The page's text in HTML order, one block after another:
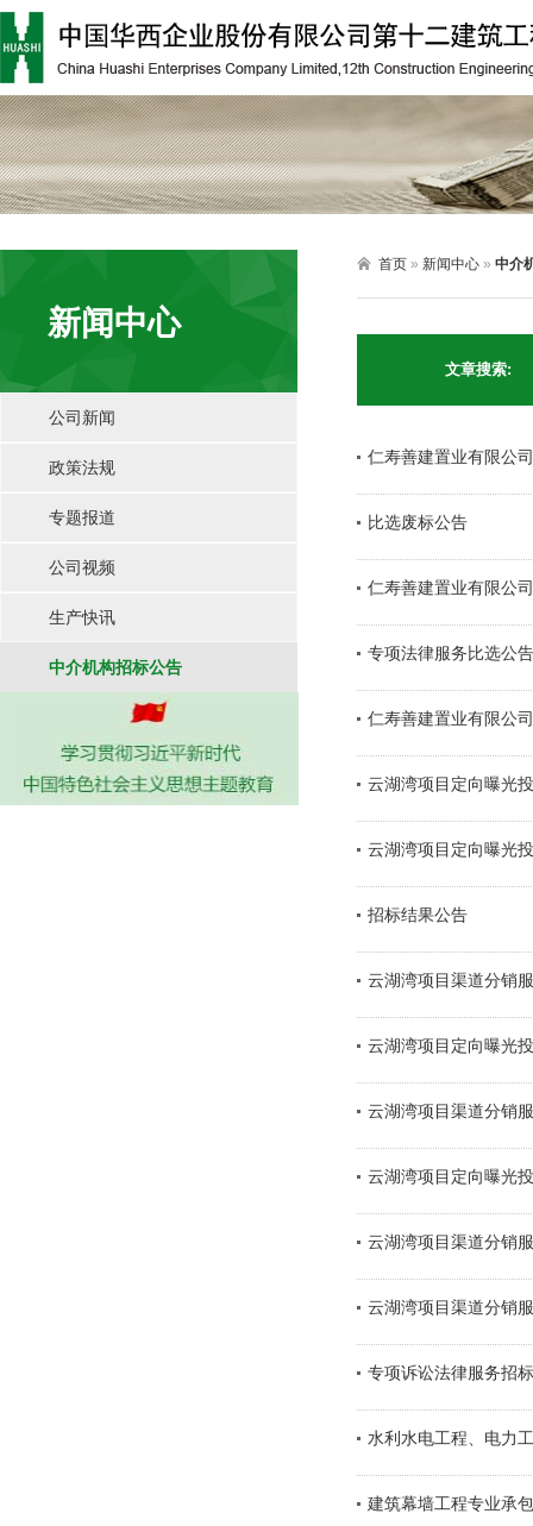
 首页 » 新闻中心 » 中介
文章搜索:
仁寿善建置业有限公
比选废标公告
仁寿善建置业有限公
专项法律服务比选公告
仁寿善建置业有限公
云湖湾项目定向曝光
云湖湾项目定向曝光
招标结果公告
云湖湾项目渠道分销
云湖湾项目定向曝光
云湖湾项目渠道分销
云湖湾项目定向曝光
云湖湾项目渠道分销
云湖湾项目渠道分销
专项诉讼法律服务招
水利水电工程、电力
建筑幕墙工程专业承
新闻中心
公司新闻
政策法规
专题报道
公司视频
生产快讯
中介机构招标公告